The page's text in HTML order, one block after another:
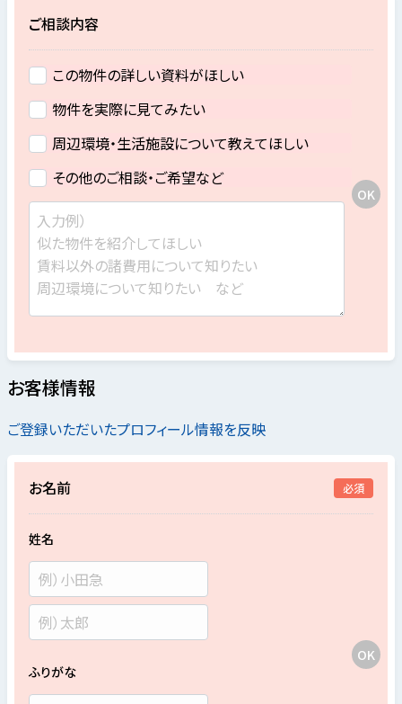
ご相談内容
この物件の詳しい資料がほしい
物件を実際に見てみたい
周辺環境・生活施設について教えてほしい
その他のご相談・ご希望など
お客様情報
ご登録いただいたプロフィール情報を反映
お名前 必須
姓名
ふりがな